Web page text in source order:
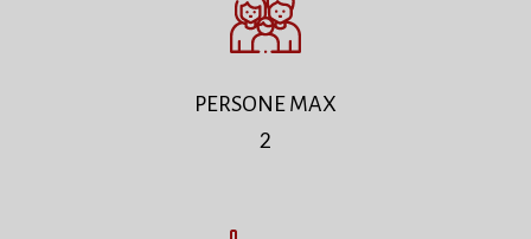
PERSONE MAX
2